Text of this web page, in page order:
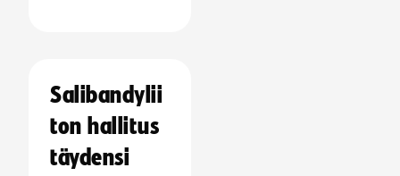
Salibandylii
ton hallitus
täydensi